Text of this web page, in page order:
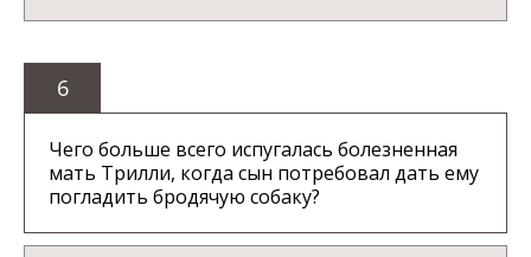
6
Чего больше всего испугалась болезненная
мать Трилли, когда сын потребовал дать ему
погладить бродячую собаку?